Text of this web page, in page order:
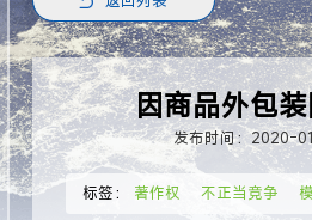
因商品外包装
发布时间：2020-
标签： 著作权 不正当竞争